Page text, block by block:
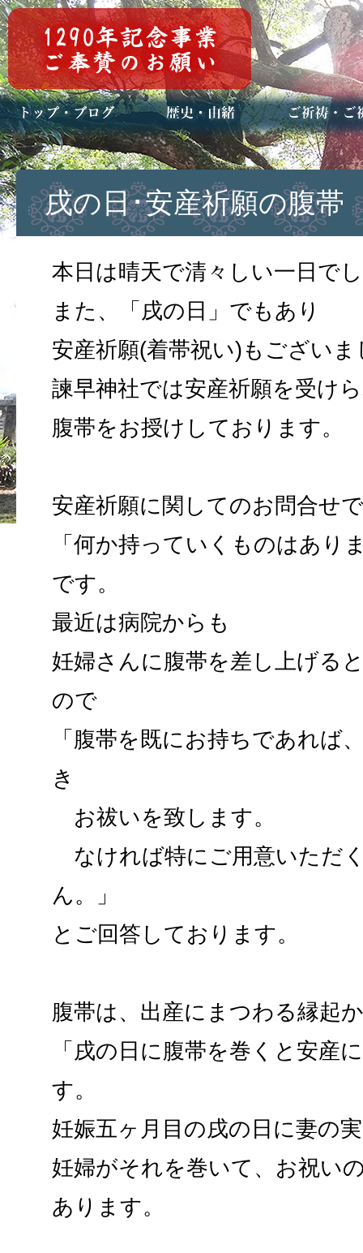
トップページ
ブログ(日々八百万)
お知らせ一覧 歴史・ご祭神
年中行事
メディア掲載 ご祈祷・ご祈
安産祈願
初宮参り
七五三詣
長寿のお祝い
神前結婚式
厄祓い・方位
車のお祓い
地鎮祭
神葬祭（神式
戌の日･安産祈願の腹帯
本日は晴天で清々しい一日で
また、「戌の日」でもあり
安産祈願(着帯祝い)もございま
諫早神社では安産祈願を受け
腹帯をお授けしております。
安産祈願に関してのお問合せ
「何か持っていくものはあり
です。
最近は病院からも
妊婦さんに腹帯を差し上げる
ので
「腹帯を既にお持ちであれば
き
お祓いを致します。
なければ特にご用意いただ
ん。」
とご回答しております。
腹帯は、出産にまつわる縁起
「戌の日に腹帯を巻くと安産
す。
妊娠五ヶ月目の戌の日に妻の
妊婦がそれを巻いて、お祝い
あります。